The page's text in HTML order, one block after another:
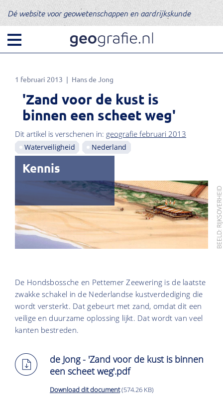
Dé website voor geowetenschappen en aardrijkskunde
1 februari 2013 Hans de Jong
'Zand voor de kust is
binnen een scheet weg'
Dit artikel is verschenen in: geografie februari 2013
Waterveiligheid Nederland
Kennis
BEELD: RIJKSOVERHEID
De Hondsbossche en Pettemer Zeewering is de laatste
zwakke schakel in de Nederlandse kustverdediging die
wordt versterkt. Dat gebeurt met zand, omdat dit een
veilige en duurzame oplossing lijkt. Dat wordt van veel
kanten bestreden.
de Jong - 'Zand voor de kust is binnen
een scheet weg'.pdf
Download dit document(574.26 KB)